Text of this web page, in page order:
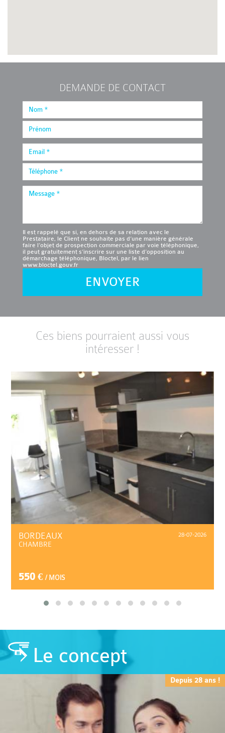
DEMANDE DE CONTACT
Il est rappelé que si, en dehors de sa relation avec le
Prestataire, le Client ne souhaite pas d’une manière générale
faire l’objet de prospection commerciale par voie téléphonique,
il peut gratuitement s’inscrire sur une liste d’opposition au
démarchage téléphonique, Bloctel, par le lien
www.bloctel.gouv.fr
ENVOYER
Ces biens pourraient aussi vous
intéresser !
28-07-2026
BORDEAUX
CHAMBRE
550 € / MOIS
Le concept
Depuis 28 ans !